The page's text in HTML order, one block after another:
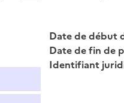
Date de début
Date de fin de
Identifiant